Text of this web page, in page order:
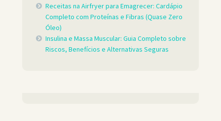
Receitas na Airfryer para Emagrecer: Cardápio
Completo com Proteínas e Fibras (Quase Zero
Óleo)
Insulina e Massa Muscular: Guia Completo sobre
Riscos, Benefícios e Alternativas Seguras